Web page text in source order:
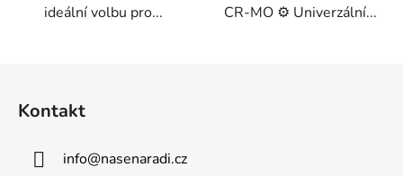
ideální volbu pro...
CR-MO ⚙️ Univerzální...
Kontakt
info@nasenaradi.cz